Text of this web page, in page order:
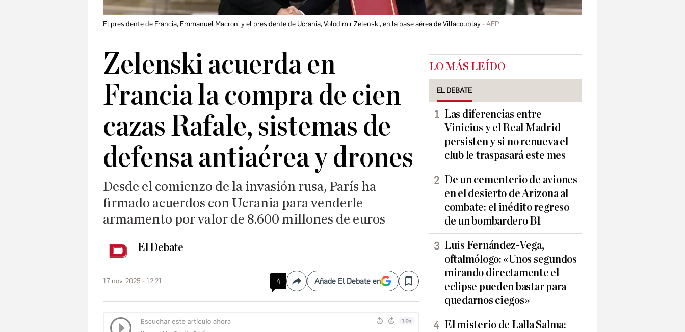
El presidente de Francia, Emmanuel Macron, y el presidente de Ucrania, Volodimir Zelenski, en la base aérea de Villacoublay AFP
Zelenski acuerda en
Francia la compra de cien
cazas Rafale, sistemas de
defensa antiaérea y drones
Desde el comienzo de la invasión rusa, París ha
firmado acuerdos con Ucrania para venderle
armamento por valor de 8.600 millones de euros
El Debate
17 nov. 2025 - 12:21 4 CompartirAñade El Debate en Save
LO MÁS LEÍDO
EL DEBATE
Las diferencias entre
Vinicius y el Real Madrid
persisten y si no renueva el
club le traspasará este mes
De un cementerio de aviones
en el desierto de Arizona al
combate: el inédito regreso
de un bombardero B1
Luis Fernández-Vega,
oftalmólogo: «Unos segundos
mirando directamente el
eclipse pueden bastar para
quedarnos ciegos»
El misterio de Lalla Salma: